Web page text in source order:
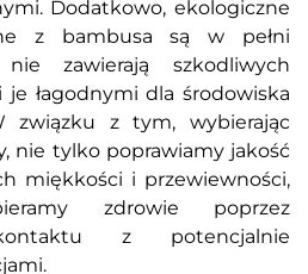
Dodatkowo, ekologiczne
z bambusa są w pełni
zawierają szkodliwych
łagodnymi dla środowiska
związku z tym, wybierając
nie tylko poprawiamy jakość
miękkości i przewiewności,
zdrowie poprzez
z potencjalnie